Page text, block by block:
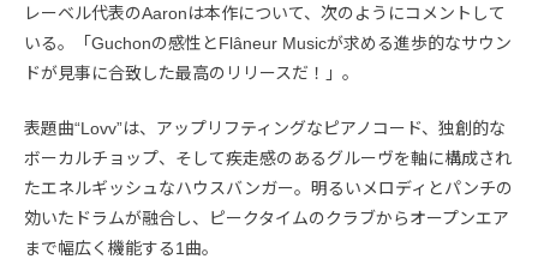
レーベル代表のAaronは本作について、次のようにコメントして
いる。「Guchonの感性とFlâneur Musicが求める進歩的なサウン
ドが見事に合致した最高のリリースだ！」。
表題曲“Lovv”は、アップリフティングなピアノコード、独創的な
ボーカルチョップ、そして疾走感のあるグルーヴを軸に構成され
たエネルギッシュなハウスバンガー。明るいメロディとパンチの
効いたドラムが融合し、ピークタイムのクラブからオープンエア
まで幅広く機能する1曲。